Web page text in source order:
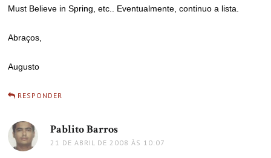
Must Believe in Spring, etc.. Eventualmente, continuo a lista.
Abraços,
Augusto
RESPONDER
Pablito Barros
21 DE ABRIL DE 2008 ÀS 10:07